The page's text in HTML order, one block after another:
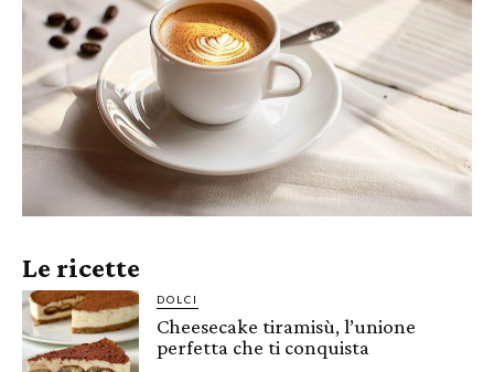
Le ricette
DOLCI
Cheesecake tiramisù, l’unione
perfetta che ti conquista